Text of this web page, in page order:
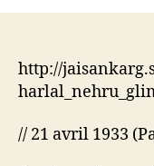
http://
// 21 avril 1933